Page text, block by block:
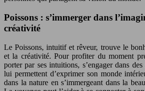
Poissons : s’immerger dans
créativité
Le Poissons, intuitif et rêveur, trouve le
et la créativité. Pour profiter du moment
porter par ses intuitions, s’engager dans
lui permettent d’exprimer son monde
dans la nature en s’immergeant dans la